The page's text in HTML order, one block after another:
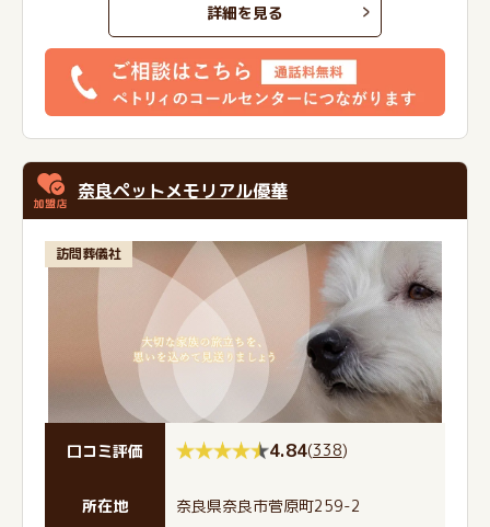
詳細を見る
奈良ペットメモリアル優華
訪問葬儀社
口コミ評価 4.84(338)
所在地 奈良県奈良市菅原町259-2